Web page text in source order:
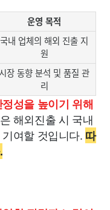
운영 목적
국내 업체의 해외 진출 지
원
장 동향 분석 및 품질 관
리
성을 높이기 위해
해외진출 시 국내
여할 것입니다. 따